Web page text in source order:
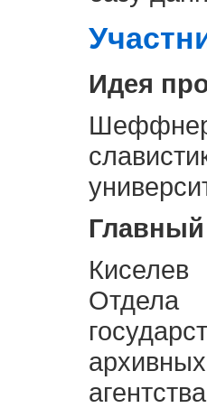
Идея
Главный
агентства